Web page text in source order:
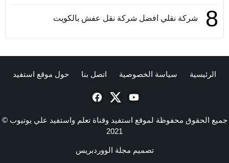
8 شركة نقلي افضل شركة نقل عفش بالكويت
الرئيسية سياسة الخصوصية اتصل بنا حول موقع استفيد
جميع الحقوق محفوظة لموقع استفيد وقناة تعلم واستفيد علي يوتيوب ©
2021
تصميم مجلة الووردبريس